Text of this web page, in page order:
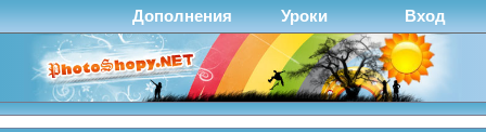
Дополнения Уроки Вход